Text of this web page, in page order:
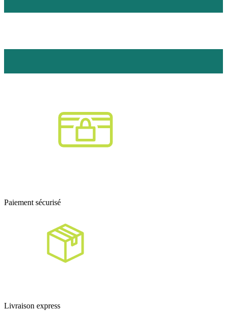
Paiement sécurisé
Livraison express